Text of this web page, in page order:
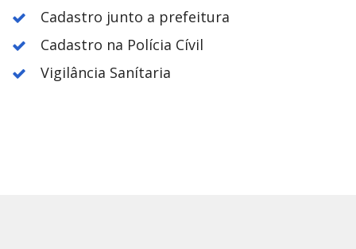
Cadastro junto a prefeitura
Cadastro na Polícia Cívil
Vigilância Sanítaria